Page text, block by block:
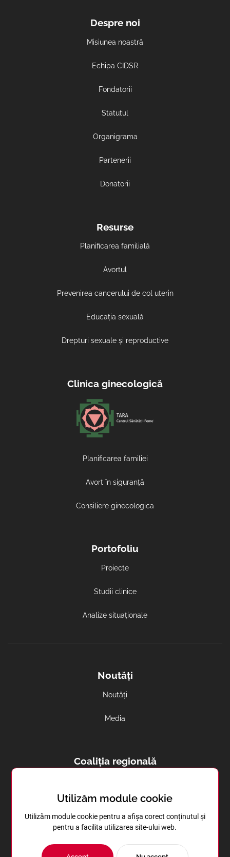
Despre noi
Misiunea noastră
Echipa CIDSR
Fondatorii
Statutul
Organigrama
Partenerii
Donatorii
Resurse
Planificarea familială
Avortul
Prevenirea cancerului de col uterin
Educația sexuală
Drepturi sexuale și reproductive
Clinica ginecologică
Planificarea familiei
Avort în siguranță
Consiliere ginecologica
Portofoliu
Proiecte
Studii clinice
Analize situaționale
Noutăți
Noutăți
Media
Coaliția regională
Sănătatea reproductivă în Transnistria
Utilizăm module cookie
Utilizăm module cookie pentru a afișa corect conținutul și
pentru a facilita utilizarea site-ului web.